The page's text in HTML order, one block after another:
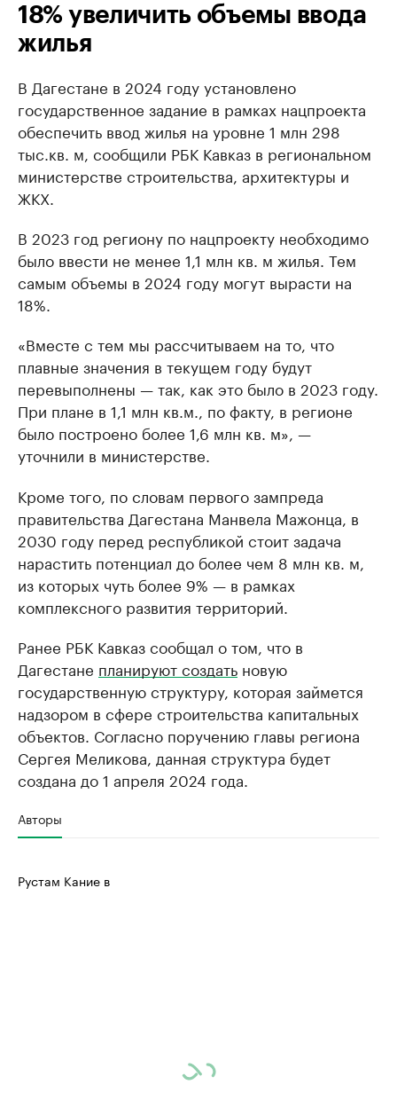
18% увеличить объемы ввода
жилья
В Дагестане в 2024 году установлено
государственное задание в рамках нацпроекта
обеспечить ввод жилья на уровне 1 млн 298
тыс.кв. м, сообщили РБК Кавказ в региональном
министерстве строительства, архитектуры и
ЖКХ.
В 2023 год региону по нацпроекту необходимо
было ввести не менее 1,1 млн кв. м жилья. Тем
самым объемы в 2024 году могут вырасти на
18%.
«Вместе с тем мы рассчитываем на то, что
плавные значения в текущем году будут
перевыполнены — так, как это было в 2023 году.
При плане в 1,1 млн кв.м., по факту, в регионе
было построено более 1,6 млн кв. м», —
уточнили в министерстве.
Кроме того, по словам первого зампреда
правительства Дагестана Манвела Мажонца, в
2030 году перед республикой стоит задача
нарастить потенциал до более чем 8 млн кв. м,
из которых чуть более 9% — в рамках
комплексного развития территорий.
Ранее РБК Кавказ сообщал о том, что в
Дагестане планируют создать новую
государственную структуру, которая займется
надзором в сфере строительства капитальных
объектов. Согласно поручению главы региона
Сергея Меликова, данная структура будет
создана до 1 апреля 2024 года.
Авторы
Рустам Кание в